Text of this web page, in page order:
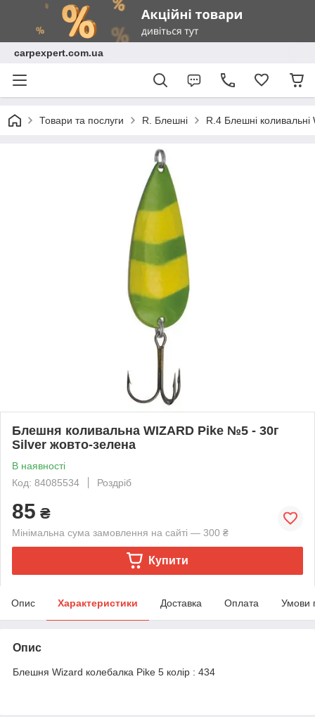
carpexpert.com.ua
Товари та послуги R. Блешні R.4 Блешні коливальні
Блешня коливальна WIZARD Pike №5 - 30г
Silver жовто-зелена
В наявності
Код: 84085534
Роздріб
85 ₴
Мінімальна сума замовлення на сайті — 300 ₴
Купити
Опис Характеристики Доставка Оплата Умови
Опис
Блешня Wizard колебалка Pike 5 колір : 434